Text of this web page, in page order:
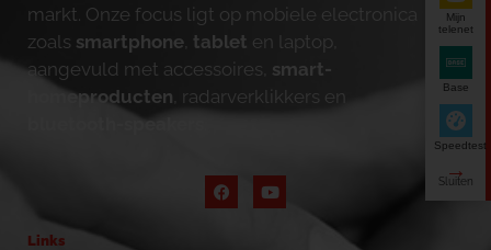
markt. Onze focus ligt op mobiele electronica
zoals smartphone tablet en laptop,
aangevuld met accessoires, smart-
homeproducten , radarverklikkers en
bluetooth-speakers
Links
Mijn
telenet
Base
Speedtest